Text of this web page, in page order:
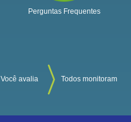
Perguntas Frequentes
Você avalia Todos monitoram